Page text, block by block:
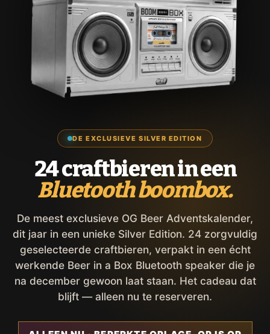
DE EXCLUSIEVE SILVER EDITION
24 craftbieren in een
Bluetooth boombox.
De meest exclusieve OG Beer Adventskalender,
dit jaar in een unieke Silver Edition. 24 zorgvuldig
geselecteerde craftbieren, verpakt in een écht
werkende Beer in a Box Bluetooth speaker die je
na december gewoon laat staan. Het cadeau dat
blijft — alleen nu te reserveren.